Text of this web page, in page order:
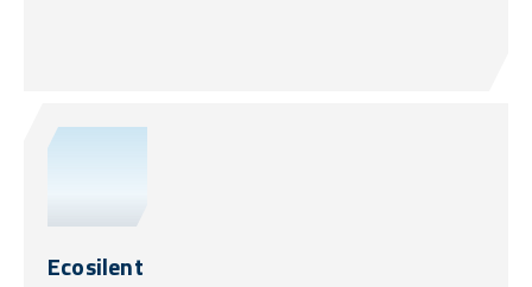
Ecosilent